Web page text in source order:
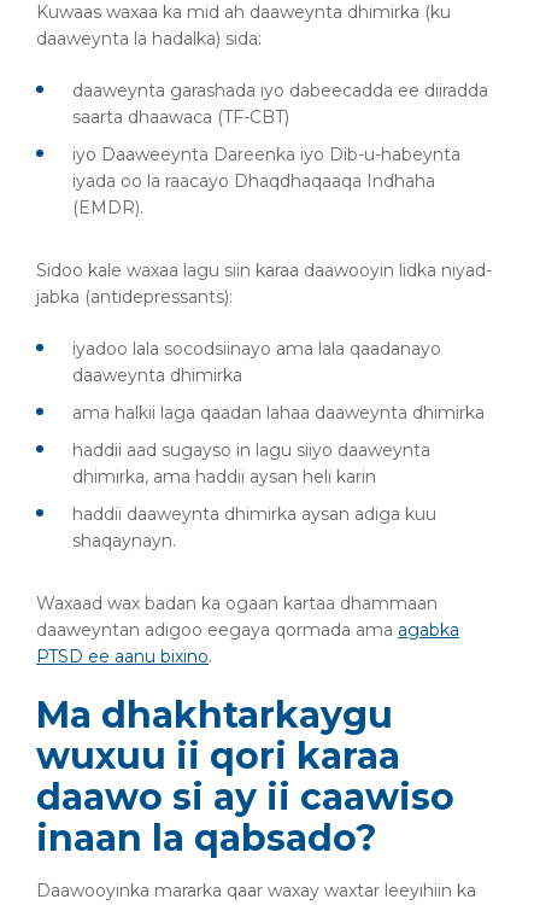
Kuwaas waxaa ka mid ah daaweynta dhimirka (ku
daaweynta la hadalka) sida:
daaweynta garashada iyo dabeecadda ee diiradda
saarta dhaawaca (TF-CBT)
iyo Daaweeynta Dareenka iyo Dib-u-habeynta
iyada oo la raacayo Dhaqdhaqaaqa Indhaha
(EMDR).
Sidoo kale waxaa lagu siin karaa daawooyin lidka niyad-
jabka (antidepressants):
iyadoo lala socodsiinayo ama lala qaadanayo
daaweynta dhimirka
ama halkii laga qaadan lahaa daaweynta dhimirka
haddii aad sugayso in lagu siiyo daaweynta
dhimirka, ama haddii aysan heli karin
haddii daaweynta dhimirka aysan adiga kuu
shaqaynayn.
Waxaad wax badan ka ogaan kartaa dhammaan
daaweyntan adigoo eegaya qormada ama agabka
PTSD ee aanu bixino.
Ma dhakhtarkaygu
wuxuu ii qori karaa
daawo si ay ii caawiso
inaan la qabsado?
Daawooyinka mararka qaar waxay waxtar leeyihiin ka